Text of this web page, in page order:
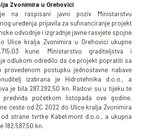
Zvonimira u Orehovici
na raspisani javni poziv Ministarstvu
uređenja prijavila za sufinanciranje projekt
odvodnje i izgradnje javne rasvjete spojne
Ulice kralja Zvonimira u Orehovici ukupne
kune. Ministarstvo graditeljstva i
odlukom odredilo da će projekt popratiti sa
provedenom postupku jednostavne nabave
izabrana je Hidrotehnika d.o.o., a
je bila 287.292,50 kn. Radovi su u tijeku te
početkom listopada ove godine.
ceste od ŽC 2022 do Ulice kralja Zvonimira
strane tvrtke Kabel.mont d.o.o., a ukupna
182.587,50 kn.